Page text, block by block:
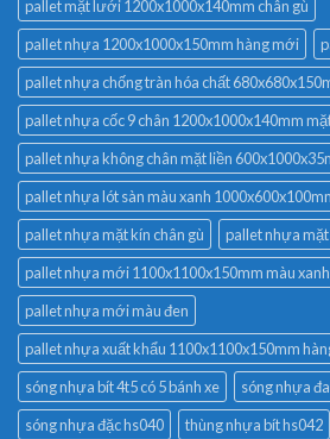
pallet mặt lưới 1200x1000x140mm chân gù
pallet nhựa 1200x1000x150mm hàng mới
pallet nhựa chống tràn hóa chất
pallet nhựa cốc 9 chân 1200x1000x140mm
pallet nhựa không chân mặt liền
pallet nhựa lót sàn màu xanh
pallet nhựa mặt kín chân gù
pallet nhựa mặt
pallet nhựa mới 1100x1100x150mm màu
pallet nhựa mới màu đen
pallet nhựa xuất khẩu 1100x1100x150mm
sóng nhựa bít 4t5 có 5 bánh xe
sóng nhựa
sóng nhựa đặc hs040
thùng nhựa bít hs042